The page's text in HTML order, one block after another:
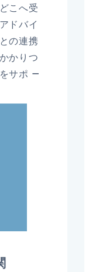
こへ受
ドバイ
の連携
かりつ
サポ ー